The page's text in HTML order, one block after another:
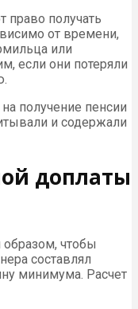
право получать
от времени,
или
если они потеряли
получение пенсии
и содержали
доплаты
чтобы
составлял
минимума. Расчет